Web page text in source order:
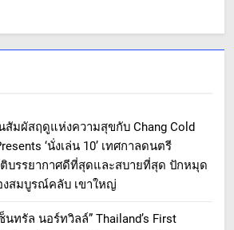
นสัมผัสฤดูแห่งความสุขกับ Chang Cold
‘นั่งเล่น 10’ เทศกาลดนตรี
บรรยากาศดีที่สุดและสบายที่สุด ปักหมุด
สมบูรณ์คลับ เขาใหญ่
นทรัล นอร์ทวิลล์” Thailand’s First